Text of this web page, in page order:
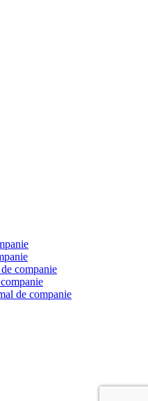
companie
de companie